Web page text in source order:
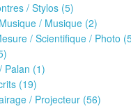
/ Stylos (5)
/ Musique (2)
/ Scientifique / Photo
Palan (1)
(19)
/ Projecteur (56)